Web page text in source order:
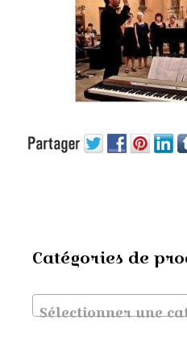
Catégories de
Sélectionner une